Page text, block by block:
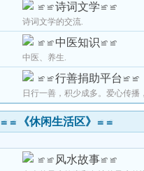
≌≌诗词文学≌≌
诗词文学的交流.
≌≌中医知识≌≌
中医、养生.
≌≌行善捐助平台≌≌
日行一善，积少成多。爱心传播
≌≌《休闲生活区》≌≌
≌≌风水故事≌≌